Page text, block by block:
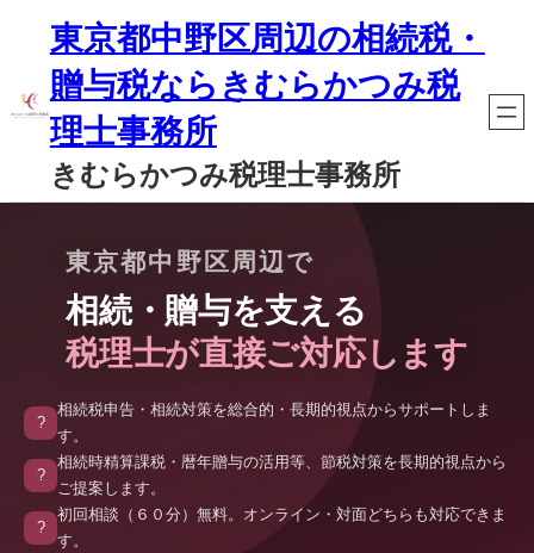
キ
東京都中野区周辺の相続税・
贈与税ならきむらかつみ税
理士事務所
きむらかつみ税理士事務所
東京都中野区周辺で
相続・贈与を支える
税理士が直接ご対応します
?
相続税申告・相続対策を総合的・長期的視点からサポートしま
す。
?
相続時精算課税・暦年贈与の活用等、節税対策を長期的視点から
ご提案します。
?
初回相談（６０分）無料。オンライン・対面どちらも対応できま
す。